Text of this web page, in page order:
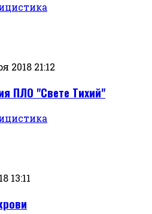
2018 21:12
ПЛО "Свете Тихий"
13:11